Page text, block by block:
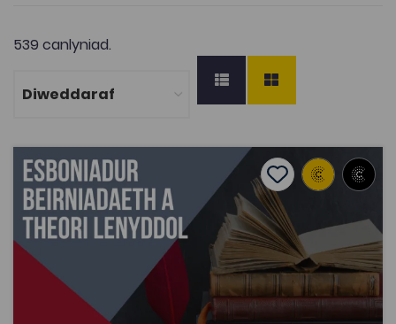
539 canlyniad.
Esboniadur Beirniadaeth a Theori Lenyddol
Add to favourites
Add to favourites
Esboniadur Beirniadaeth a Theori Lenyddol
4.1K
Tagiau
Athroniaeth Cymraeg
Esboniadur
Adnodd Coleg Cymraeg